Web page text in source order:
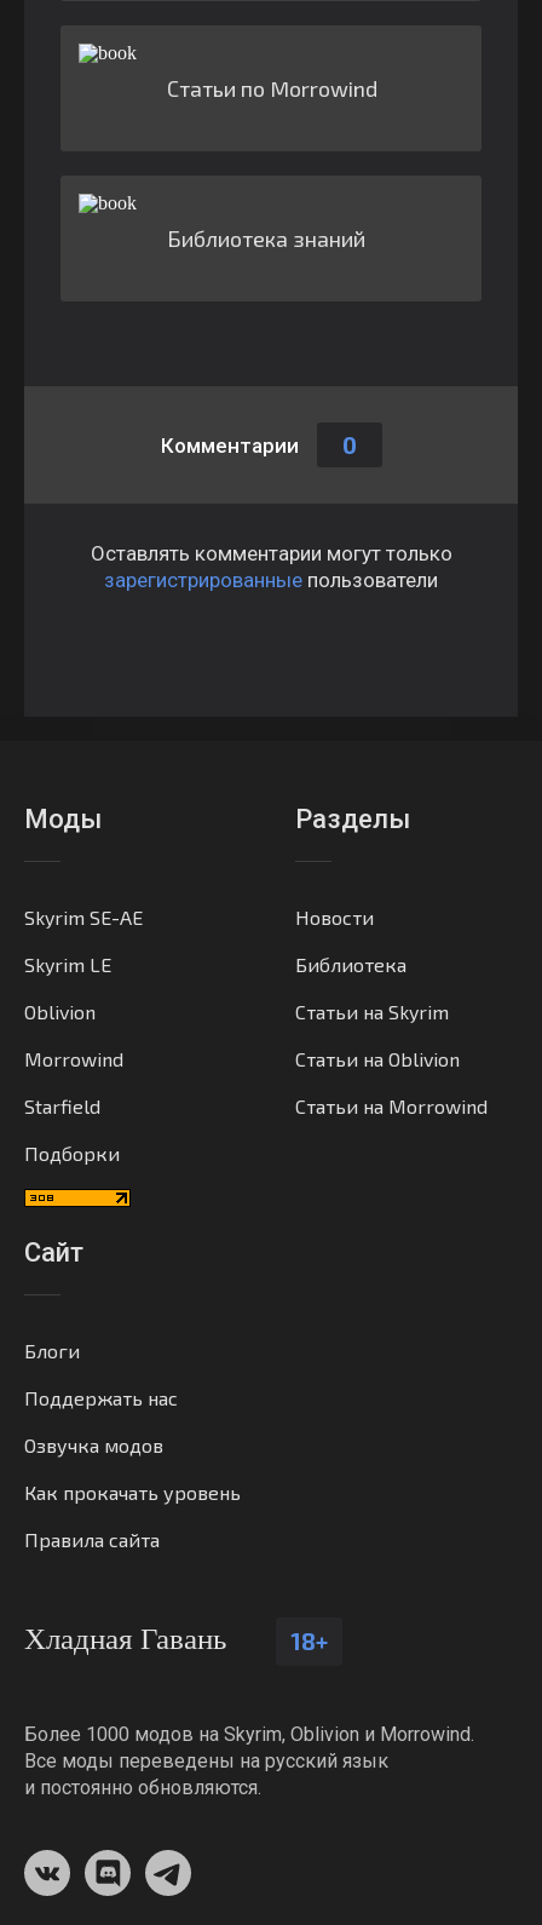
Статьи по Morrowind
Библиотека знаний
Комментарии 0
Оставлять комментарии могут только
зарегистрированные пользователи
Моды
Skyrim SE-AE
Skyrim LE
Oblivion
Morrowind
Starfield
Подборки
Разделы
Новости
Библиотека
Статьи на Skyrim
Статьи на Oblivion
Статьи на Morrowind
Сайт
Блоги
Поддержать нас
Озвучка модов
Как прокачать уровень
Правила сайта
Хладная Гавань 18+
Более 1000 модов на Skyrim, Oblivion и Morrowind.
Все моды переведены на русский язык
и постоянно обновляются.